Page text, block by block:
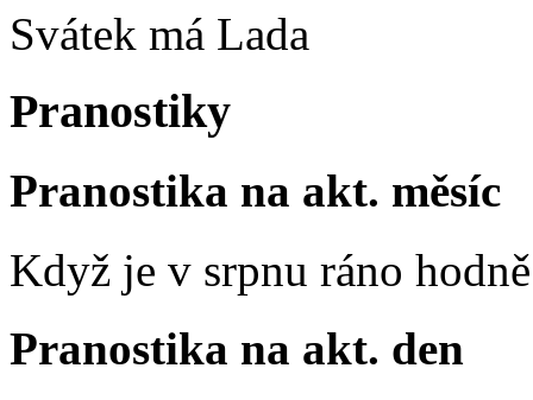
Svátek má Lada
Pranostiky
Pranostika na akt. měsíc
Když je v srpnu ráno
Pranostika na akt. den